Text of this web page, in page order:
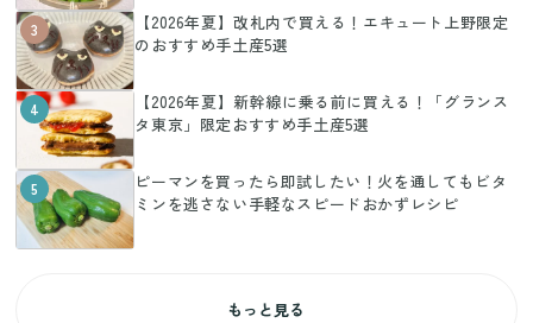
3
【2026年夏】改札内で買える！エキュート上野限定
のおすすめ手土産5選
4
【2026年夏】新幹線に乗る前に買える！「グランス
タ東京」限定おすすめ手土産5選
5
ピーマンを買ったら即試したい！火を通してもビタ
ミンを逃さない手軽なスピードおかずレシピ
もっと見る